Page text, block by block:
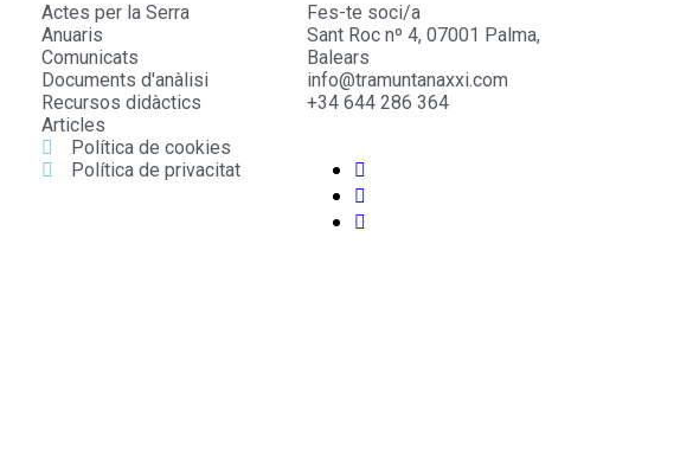
Actes per la Serra
Anuaris
Comunicats
Documents d'anàlisi
Recursos didàctics
Articles
Política de cookies
Política de privacitat
Fes-te soci/a
Sant Roc nº 4, 07001 Palma,
Balears
info@tramuntanaxxi.com
+34 644 286 364